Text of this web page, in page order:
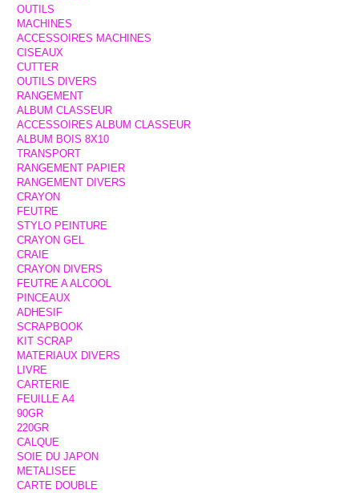
OUTILS
MACHINES
ACCESSOIRES MACHINES
CISEAUX
CUTTER
OUTILS DIVERS
RANGEMENT
ALBUM CLASSEUR
ACCESSOIRES ALBUM CLASSEUR
ALBUM BOIS 8X10
TRANSPORT
RANGEMENT PAPIER
RANGEMENT DIVERS
CRAYON
FEUTRE
STYLO PEINTURE
CRAYON GEL
CRAIE
CRAYON DIVERS
FEUTRE A ALCOOL
PINCEAUX
ADHESIF
SCRAPBOOK
KIT SCRAP
MATERIAUX DIVERS
LIVRE
CARTERIE
FEUILLE A4
90GR
220GR
CALQUE
SOIE DU JAPON
METALISEE
CARTE DOUBLE